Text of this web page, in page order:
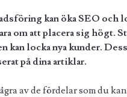
kan öka SEO och
om att placera sig högt.
kan locka nya kunder.
på dina artiklar.
av de fördelar som du